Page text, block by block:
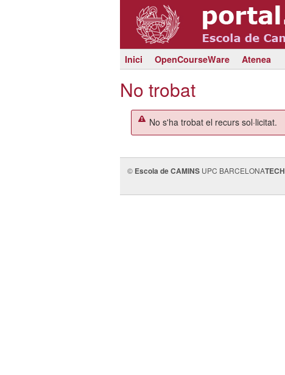
Inici OpenCourseWare Atenea
No trobat
No s'ha trobat el recurs sol·licitat.
© Escola de CAMINS UPC BARCELONATECH